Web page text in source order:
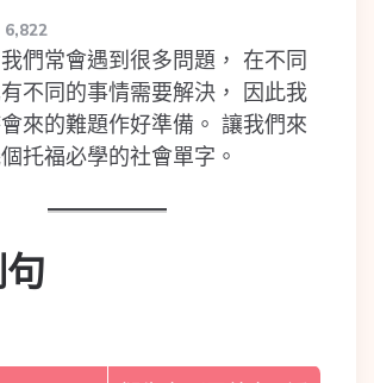
6,822
們常會遇到很多問題， 在不同
不同的事情需要解決， 因此我
來的難題作好準備。 讓我們來
托福必學的社會單字。